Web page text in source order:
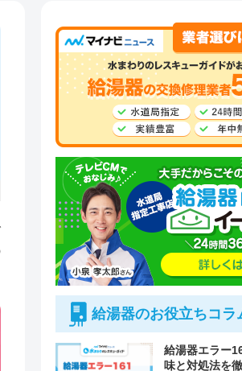
給湯器のお役立ちコラ
給湯器エラー
味と対処法を